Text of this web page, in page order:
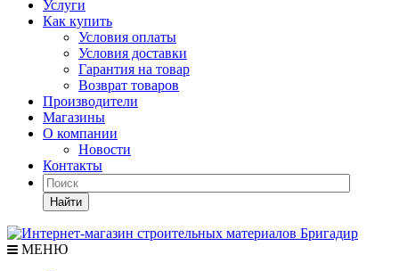
Услуги
Как купить
Условия оплаты
Условия доставки
Гарантия на товар
Возврат товаров
Производители
Магазины
О компании
Новости
Контакты
Найти
МЕНЮ